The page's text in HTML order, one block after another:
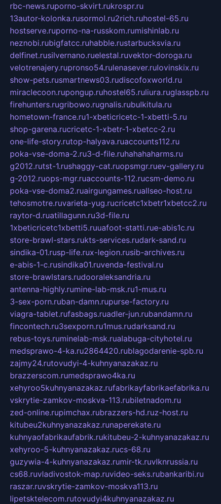
rbc-news.ruporno-skvirt.rukrospr.ru
13autor-kolonka.rusormol.ru2rich.ruhostel-65.ru
hostserve.ruporno-na-russkom.rumishinlab.ru
neznobi.rubigfatcc.ruhabble.rustarbucksvia.ru
delfinet.rusilvernano.ruelestal.ruvektor-doroga.ru
velotrenajery.rupronso54.rulenasever.rulovinskix.ru
show-pets.rusmartnews03.rudiscofoxworld.ru
miraclecoon.rupongup.ruhostel65.ruliura.ruglasspb.ru
firehunters.rugribowo.rugnalis.rubulkitula.ru
hometown-france.ru1-xbeticricetc-1-xbetti-5.ru
shop-garena.rucricetc-1-xbetr-1-xbetcc-2.ru
one-life-story.rutop-halyava.ruaccounts112.ru
poka-vse-doma-2.ru3-d-file.ruhahahaharms.ru
g2012.rutst-1.rushaggy-cat.ruopsmgr.ruev-gallery.ru
g-2012.ruops-mgr.ruaccounts-112.rucsm-demo.ru
poka-vse-doma2.ruairgungames.ruallseo-host.ru
tehosmotre.ruvarieta-yug.rucricetc1xbetr1xbetcc2.ru
raytor-d.ruatillagunn.ru3d-file.ru
1xbeticricetc1xbetti5.ruuafoot-statti.rue-abis1c.ru
store-brawl-stars.rukts-services.rudark-sand.ru
sindika-01.rusp-life.rux-legion.rusib-archives.ru
e-abis-1-c.rusindika01.ruvenda-festival.ru
store-brawlstars.rudooraleksandria.ru
antenna-highly.rumine-lab-msk.ru1-mus.ru
3-sex-porn.ruban-damn.rupurse-factory.ru
viagra-tablet.rufasbags.ruadler-jun.rubandamn.ru
fincontech.ru3sexporn.ru1mus.rudarksand.ru
rebus-toys.ruminelab-msk.rualabuga-cityhotel.ru
medsprawo-4-ka.ru2864420.rublagodarenie-spb.ru
zajmy24.rutovudyi-4-kuhnyanazakaz.ru
brazzerscom.rumedsprawo4ka.ru
xehyroo5kuhnyanazakaz.rufabrikayfabrikaefabrika.ru
vskrytie-zamkov-moskva-113.rubiletnadom.ru
zed-online.rupimchax.rubrazzers-hd.ruz-host.ru
kitubeu2kuhnyanazakaz.runaperekate.ru
kuhnyaofabrikaufabrik.rukitubeu-2-kuhnyanazakaz.ru
xehyroo-5-kuhnyanazakaz.rucs-68.ru
guzywia-4-kuhnyanazakaz.rumir-tk.ruvlknrussia.ru
cs68.ruvladivostok-map.ruvideo-seks.rubankaribi.ru
raszar.ruvskrytie-zamkov-moskva113.ru
lipetsktelecom.rutovudyi4kuhnyanazakaz.ru